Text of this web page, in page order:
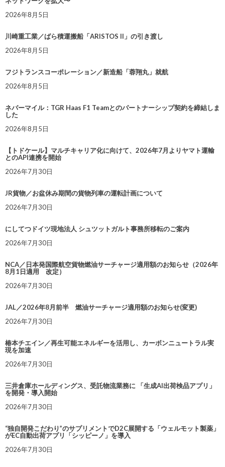
2026年8月5日
川崎重工業／ばら積運搬船「ARISTOS II」の引き渡し
2026年8月5日
フジトランスコーポレーション／新造船「蓉翔丸」就航
2026年8月5日
ネバーマイル：TGR Haas F1 Teamとのパートナーシップ契約を締結しま
した
2026年8月5日
【トドケール】マルチキャリア化に向けて、2026年7月よりヤマト運輸
とのAPI連携を開始
2026年7月30日
JR貨物／お盆休み期間の貨物列車の運転計画について
2026年7月30日
にしてつドイツ現地法人 シュツットガルト事務所移転のご案内
2026年7月30日
NCA／日本発国際航空貨物燃油サーチャージ適用額のお知らせ（2026年
8月1日適用 改定）
2026年7月30日
JAL／2026年8月前半 燃油サーチャージ適用額のお知らせ(変更)
2026年7月30日
椿本チエイン／再生可能エネルギーを活用し、カーボンニュートラル実
現を加速
2026年7月30日
三井倉庫ホールディングス、受託物流業務に 「生成AI出荷検品アプリ」
を開発・導入開始
2026年7月30日
“独自開発こだわり”のサプリメントでD2C展開する「ウェルモット製薬」
がEC自動出荷アプリ「シッピーノ」を導入
2026年7月30日